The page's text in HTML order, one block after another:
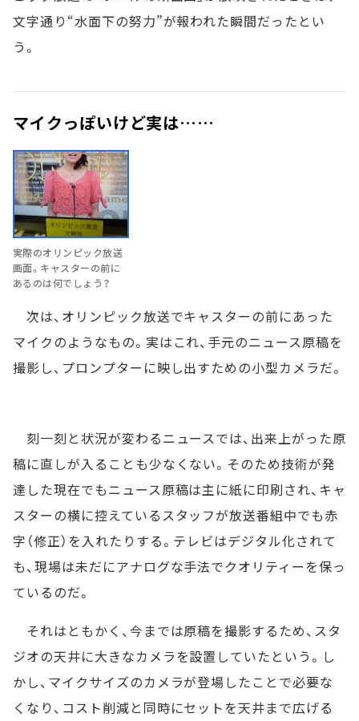
文字通り“水面下の努力”が報われた瞬間だったとい
う。
マイクっぽいけど実は……
実際のオリンピック放送
画面。キャスターの前に
あるのは何でしょう？
次は、オリンピック放送でキャスターの前にあった
マイクのようなもの。実はこれ、手元のニュース原稿を
撮影し、プロンプターに映し出すための小型カメラだ。
刻一刻と状況が変わるニュースでは、出来上がった原
稿に直しが入ることも少なくない。そのため技術が発
達した現在でもニュース原稿は主に紙に印刷され、キャ
スターの横に控えているスタッフが放送番組中でも赤
字（修正）を入れたりする。テレビはデジタル化されて
も、現場は未だにアナログな手法でクオリティーを保っ
ているのだ。
それはともかく、今までは原稿を撮影するため、スタ
ジオの天井に大きなカメラを設置していたという。し
かし、マイクサイズのカメラが登場したことで必要な
くなり、コスト削減と同時にセットを天井まで広げる